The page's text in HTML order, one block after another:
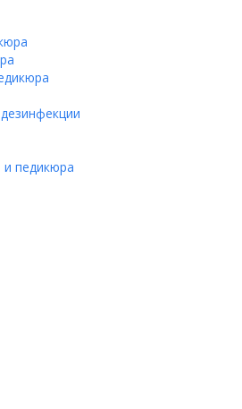
педикюра